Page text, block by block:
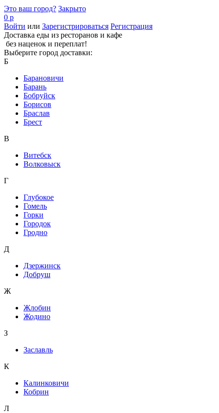
Это ваш город? Закрыто
0 р
Войти или Зарегистрироваться Регистрация
Доставка еды из ресторанов и кафе
без наценок и переплат!
Выберите город доставки:
Б
Барановичи
Барань
Бобруйск
Борисов
Браслав
Брест
В
Витебск
Волковыск
Г
Глубокое
Гомель
Горки
Городок
Гродно
Д
Дзержинск
Добруш
Ж
Жлобин
Жодино
З
Заславль
К
Калинковичи
Кобрин
Л